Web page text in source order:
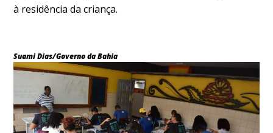
à residência da criança.
Suami Dias/Governo da Bahia